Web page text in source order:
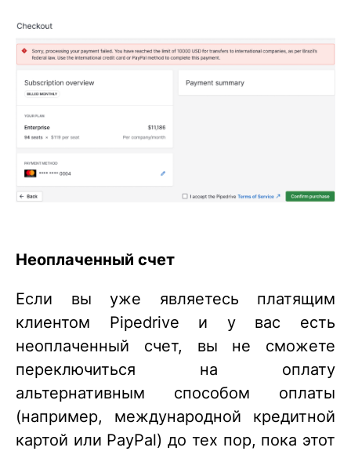
Неоплаченный счет
Если вы уже являетесь платящим
клиентом Pipedrive и у вас есть
неоплаченный счет, вы не сможете
переключиться на оплату
альтернативным способом оплаты
(например, международной кредитной
картой или PayPal) до тех пор, пока этот